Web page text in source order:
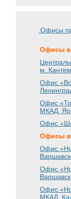
Офисы
Офисы в
м.
Офис
Офис
МКАД,
Офис
Офисы в
Офис
Офис
Офис
МКАД,